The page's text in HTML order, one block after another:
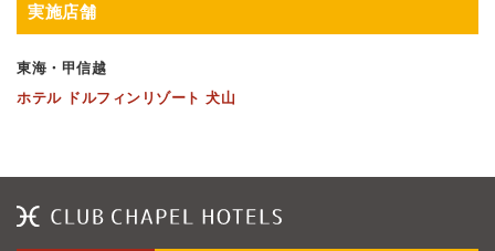
実施店舗
東海・甲信越
ホテル ドルフィンリゾート 犬山